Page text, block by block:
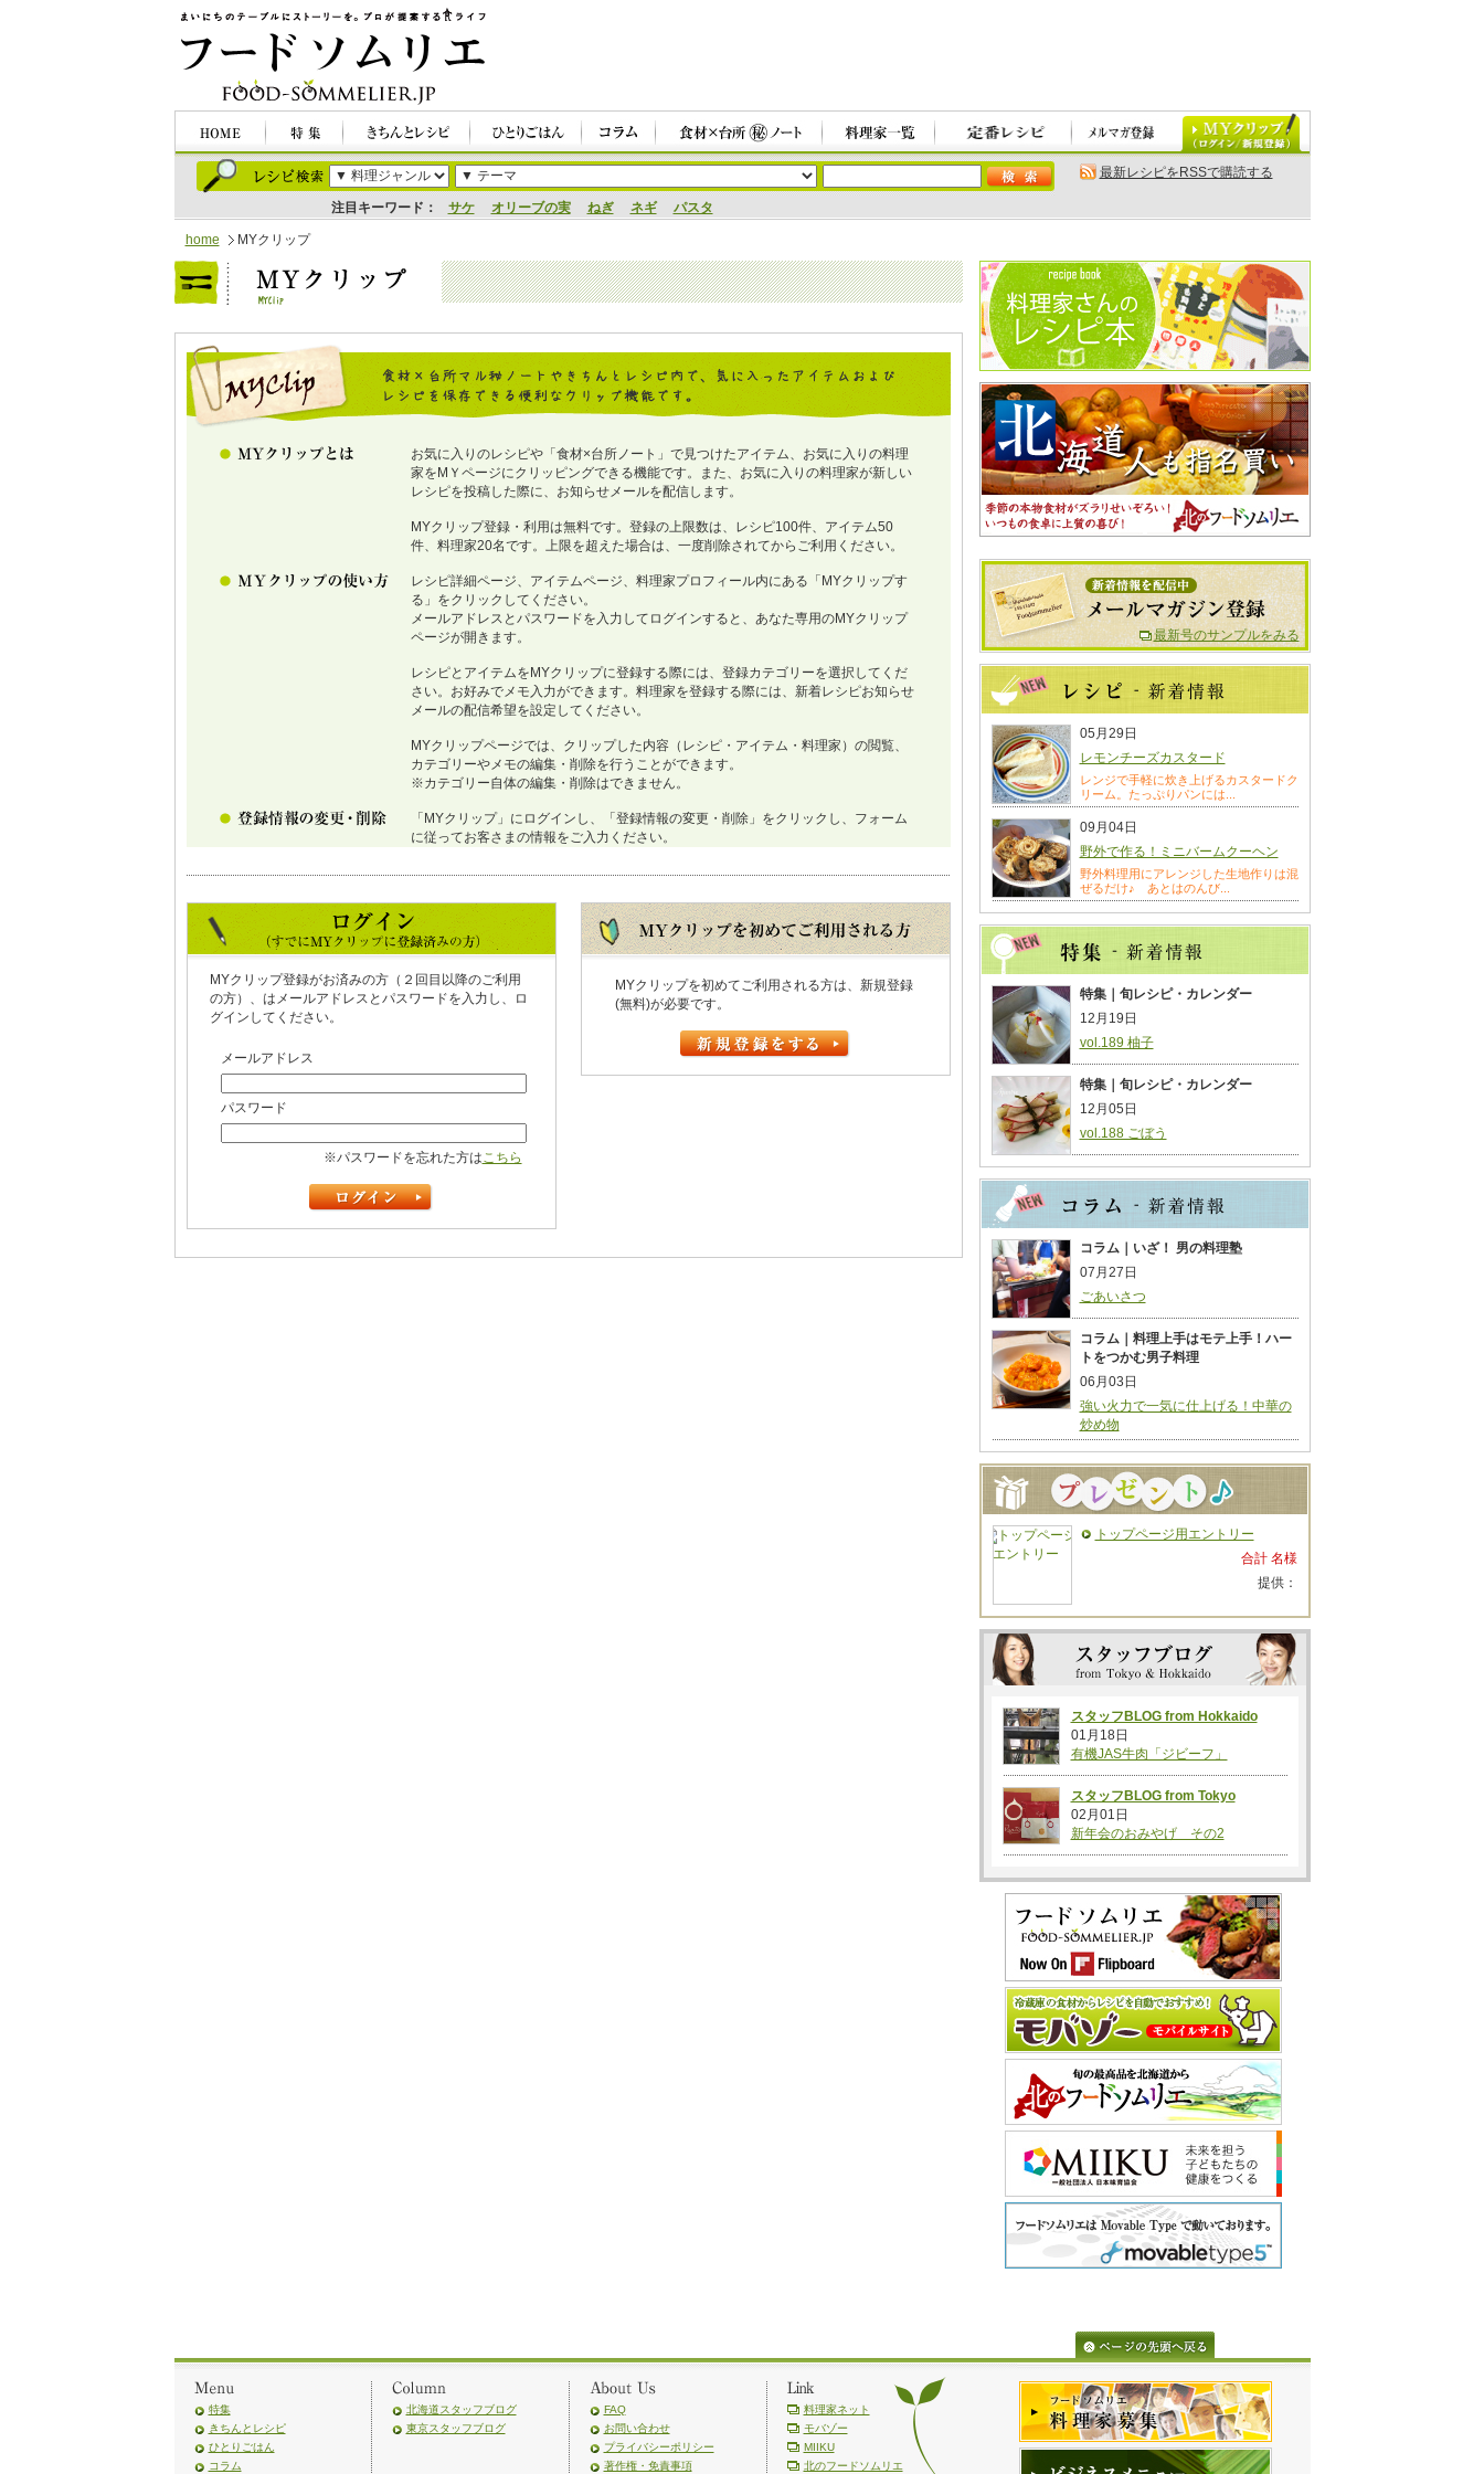
注目キーワード： サケ オリーブの実 ねぎ ネギ パスタ
最新レシピをRSSで購読する
home MYクリップ
お気に入りのレシピや「食材×台所ノート」で見つけたアイテム、お気に入りの料理
家をMＹページにクリッピングできる機能です。また、お気に入りの料理家が新しい
レシピを投稿した際に、お知らせメールを配信します。
MYクリップ登録・利用は無料です。登録の上限数は、レシピ100件、アイテム50
件、料理家20名です。上限を超えた場合は、一度削除されてからご利用ください。
レシピ詳細ページ、アイテムページ、料理家プロフィール内にある「MYクリップす
る」をクリックしてください。
メールアドレスとパスワードを入力してログインすると、あなた専用のMYクリップ
ページが開きます。
レシピとアイテムをMYクリップに登録する際には、登録カテゴリーを選択してくだ
さい。お好みでメモ入力ができます。料理家を登録する際には、新着レシピお知らせ
メールの配信希望を設定してください。
MYクリップページでは、クリップした内容（レシピ・アイテム・料理家）の閲覧、
カテゴリーやメモの編集・削除を行うことができます。
※カテゴリー自体の編集・削除はできません。
「MYクリップ」にログインし、「登録情報の変更・削除」をクリックし、フォーム
に従ってお客さまの情報をご入力ください。
MYクリップ登録がお済みの方（２回目以降のご利用
の方）、はメールアドレスとパスワードを入力し、ロ
グインしてください。
メールアドレス
パスワード
※パスワードを忘れた方はこちら
MYクリップを初めてご利用される方は、新規登録
(無料)が必要です。
最新号のサンプルをみる
05月29日
レモンチーズカスタード
レンジで手軽に炊き上げるカスタードク
リーム。たっぷりパンには...
09月04日
野外で作る！ミニバームクーヘン
野外料理用にアレンジした生地作りは混
ぜるだけ♪ あとはのんび...
特集｜旬レシピ・カレンダー
12月19日
vol.189 柚子
特集｜旬レシピ・カレンダー
12月05日
vol.188 ごぼう
コラム｜いざ！ 男の料理塾
07月27日
ごあいさつ
コラム｜料理上手はモテ上手！ハー
トをつかむ男子料理
06月03日
強い火力で一気に仕上げる！中華の
炒め物
トップページ用エントリー
合計 名様
提供：
スタッフBLOG from Hokkaido
01月18日
有機JAS牛肉「ジビーフ」
スタッフBLOG from Tokyo
02月01日
新年会のおみやげ その2
特集
きちんとレシピ
ひとりごはん
コラム
北海道スタッフブログ
東京スタッフブログ
FAQ
お問い合わせ
プライバシーポリシー
著作権・免責事項
料理家ネット
モバゾー
MIIKU
北のフードソムリエ